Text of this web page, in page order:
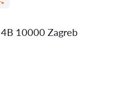
10000 Zagreb